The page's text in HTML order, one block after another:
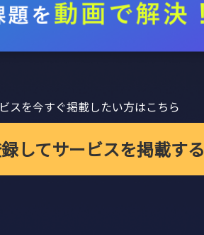
スを今すぐ掲載したい方はこちら
してサービスを掲載する